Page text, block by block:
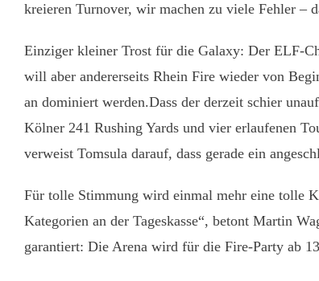
kreieren Turnover, wir machen zu viele Fehler –
Einziger kleiner Trost für die Galaxy: Der ELF-
will aber andererseits Rhein Fire wieder von
an dominiert werden.Dass der derzeit schier
Kölner 241 Rushing Yards und vier erlaufenen
verweist Tomsula darauf, dass gerade ein
Für tolle Stimmung wird einmal mehr eine tolle
Kategorien an der Tageskasse“, betont Martin
garantiert: Die Arena wird für die Fire-Party ab